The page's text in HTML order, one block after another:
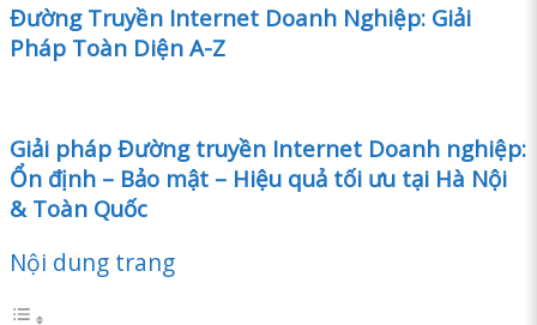
Đường Truyền Internet Doanh Nghiệp: Giải
Pháp Toàn Diện A-Z
Giải pháp Đường truyền Internet Doanh nghiệp:
Ổn định – Bảo mật – Hiệu quả tối ưu tại Hà Nội
& Toàn Quốc
Nội dung trang